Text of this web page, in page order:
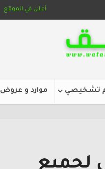
أعلن في الموقع
تشخيصي موارد و عروض
لجميع